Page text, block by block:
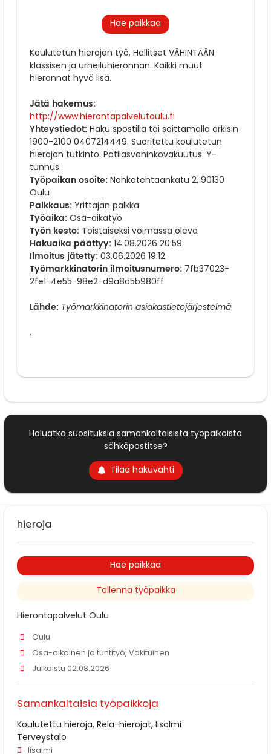
Koulutetun hierojan työ. Hallitset VÄHINTÄÄN
klassisen ja urheiluhieronnan. Kaikki muut
hieronnat hyvä lisä.
Jätä hakemus:
http://www.hierontapalvelutoulu.fi
Yhteystiedot: Haku spostilla tai soittamalla arkisin
1900-2100 0407214449. Suoritettu koulutetun
hierojan tutkinto. Potilasvahinkovakuutus. Y-
tunnus.
Työpaikan osoite: Nahkatehtaankatu 2, 90130
Oulu
Palkkaus: Yrittäjän palkka
Työaika: Osa-aikatyö
Työn kesto: Toistaiseksi voimassa oleva
Hakuaika päättyy: 14.08.2026 20:59
Ilmoitus jätetty: 03.06.2026 19:12
Työmarkkinatorin ilmoitusnumero: 7fb37023-
2fe1-4e55-98e2-d9a8d5b980ff
Lähde: Työmarkkinatorin asiakastietojärjestelmä
.
Hae paikkaa
Haluatko suosituksia samankaltaisista työpaikoista
sähköpostitse?
Tilaa hakuvahti
hieroja
Hae paikkaa
Tallenna työpaikka
Hierontapalvelut Oulu
Oulu
Osa-aikainen ja tuntityö, Vakituinen
Julkaistu 02.08.2026
Samankaltaisia työpaikkoja
Koulutettu hieroja, Rela-hierojat, Iisalmi
Terveystalo
Iisalmi